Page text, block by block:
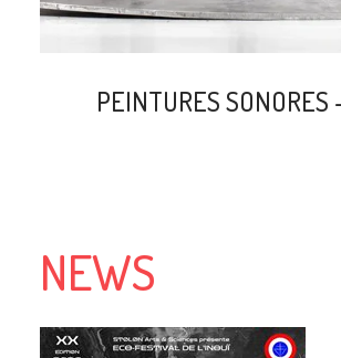
PEINTURES SONORES
NEWS